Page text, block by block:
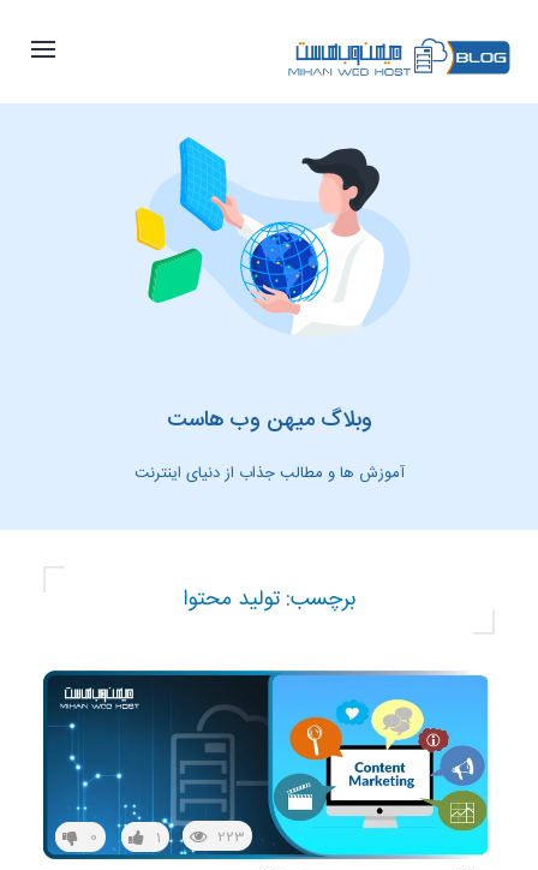
وبلاگ میهن وب هاست
آموزش ها و مطالب جذاب از دنیای اینترنت
برچسب:تولید محتوا
1
0 223